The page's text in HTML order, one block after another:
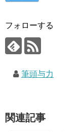
フォローする
筆頭与力
関連記事